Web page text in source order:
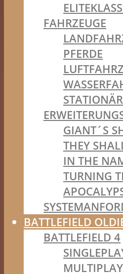
FAHRZEUGE
PFERDE
GIANT´S
THEY
IN THE
TURNING
BATTLEFIELD
BATTLEFIELD 4